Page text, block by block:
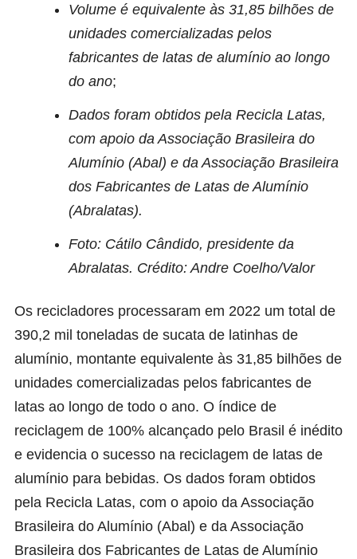
Volume é equivalente às 31,85 bilhões de
unidades comercializadas pelos
fabricantes de latas de alumínio ao longo
do ano;
Dados foram obtidos pela Recicla Latas,
com apoio da Associação Brasileira do
Alumínio (Abal) e da Associação Brasileira
dos Fabricantes de Latas de Alumínio
(Abralatas).
Foto: Cátilo Cândido, presidente da
Abralatas. Crédito: Andre Coelho/Valor
Os recicladores processaram em 2022 um total de
390,2 mil toneladas de sucata de latinhas de
alumínio, montante equivalente às 31,85 bilhões de
unidades comercializadas pelos fabricantes de
latas ao longo de todo o ano. O índice de
reciclagem de 100% alcançado pelo Brasil é inédito
e evidencia o sucesso na reciclagem de latas de
alumínio para bebidas. Os dados foram obtidos
pela Recicla Latas, com o apoio da Associação
Brasileira do Alumínio (Abal) e da Associação
Brasileira dos Fabricantes de Latas de Alumínio